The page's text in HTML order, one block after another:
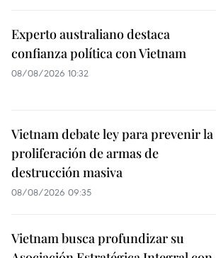
Experto australiano destaca
confianza política con Vietnam
08/08/2026 10:32
Vietnam debate ley para prevenir la
proliferación de armas de
destrucción masiva
08/08/2026 09:35
Vietnam busca profundizar su